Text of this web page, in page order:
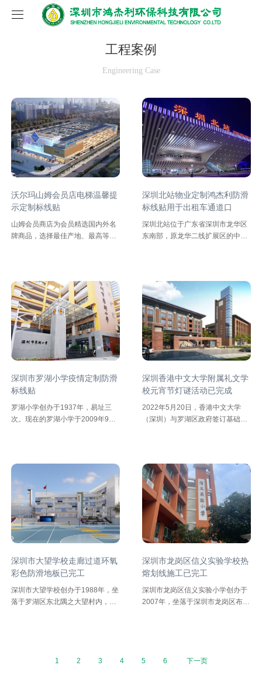
公司介绍
企业文化
资质证书
环保理念
产品中心
地面防滑产品
安全防滑贴
铝合金防滑条
防滑拼装地板
安全防滑地板
彩色防滑路面
电梯防滑地板
工程案例
新闻中心
公司新闻
行业新闻
联系我们
工程案例
Engineering Case
沃尔玛山姆会员店电梯温馨提
示定制标线贴
山姆会员商店为会员精选国内外名
牌商品，选择最佳产地、最高等
测试，保证每件商品都拥有领先同
类的优良品质。由于山姆会员商店
隶属沃尔玛百货有限公司，因此山
姆·沃尔顿创立的沃尔玛企业文化就
是山姆会员商店的文化，由沃尔玛
三项基本信仰所指导：尊重个人、
服务顾客、追求卓越。
深圳北站物业定制鸿杰利防滑
标线贴用于出租车通道口
深圳北站位于广东省深圳市龙华区
东南部，原龙华二线扩展区的中
住组团，距离深圳市中心区9.3公
里。其选址位于深圳市的几何中心
和人口中心，具有较为优越的发展
条件。
深圳市罗湖小学疫情定制防滑
标线贴
罗湖小学创办于1937年，易址三
次。现在的罗湖小学于2009年9月
平方米，建筑面积11306平方米。
现有教学班27个，学生1279人，教
职工80人，其中教师有研究生学历
3人，本科学历62人，大专学历14
人；有中学高级职称3人，小学高
级职称27人，初级职称22人。有一
个能坐260人的报告厅，一个有6个
美术室、计算机室、科学实验室各
1个，音乐室3个，功能场室齐全。
深圳香港中文大学附属礼文学
校元宵节灯谜活动已完成
2022年5月20日，香港中文大学
（深圳）与罗湖区政府签订基础教
落地罗湖。学校坐落于罗湖区东湖
街道金岭一路6号，占地约2万平方
米，总建筑面积达5万多平方米，
规划45个班，可提供2100个优质学
位。
深圳市大望学校走廊过道环氧
彩色防滑地板已完工
深圳市大望学校创办于1988年，坐
落于罗湖区东北隅之大望村内，毗
环境和谐，教育氛围民主，校园文
深圳市龙岗区信义实验学校热
熔划线施工已完工
深圳市龙岗区信义实验小学创办于
2007年，坐落于深圳市龙岗区布吉
树人，确立了“适合教育成就信义人
1 2 3 4 5 6 下一页